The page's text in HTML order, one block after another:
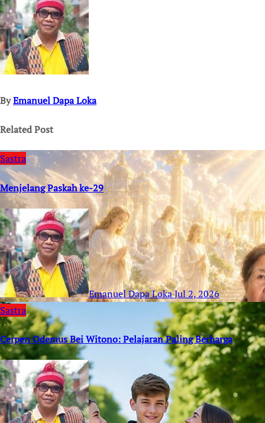
ByEmanuel Dapa Loka
Related Post
Sastra
Menjelang Paskah ke-29
Emanuel Dapa LokaJul 2, 2026
Sastra
Cerpen Odemus Bei Witono: Pelajaran Paling Berharga